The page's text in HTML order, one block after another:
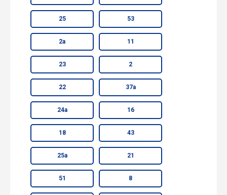
25 53
2а 11
23 2
22 37а
24а 16
18 43
25а 21
51 8